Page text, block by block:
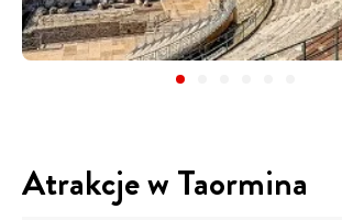
Atrakcje w Taormina